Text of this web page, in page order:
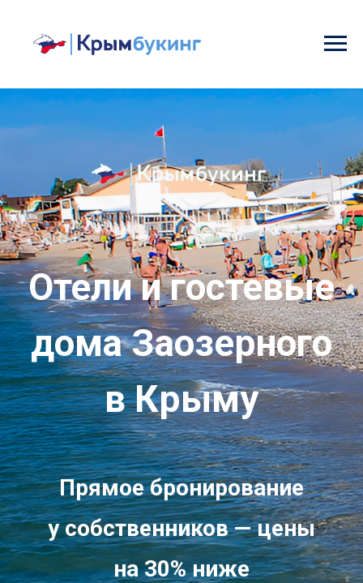
Отели и гостевые
дома Заозерного
в Крыму
Прямое бронирование
у собственников — цены
на 30% ниже